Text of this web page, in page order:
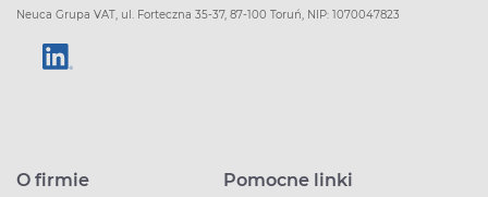
Neuca Grupa VAT, ul. Forteczna 35-37, 87-100 Toruń, NIP: 1070047823
O firmie Pomocne linki